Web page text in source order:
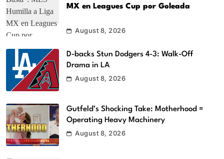
MX en Leagues Cup por Goleada
August 8, 2026
D-backs Stun Dodgers 4-3: Walk-Off
Drama in LA
August 8, 2026
Gutfeld’s Shocking Take: Motherhood =
Operating Heavy Machinery
August 8, 2026